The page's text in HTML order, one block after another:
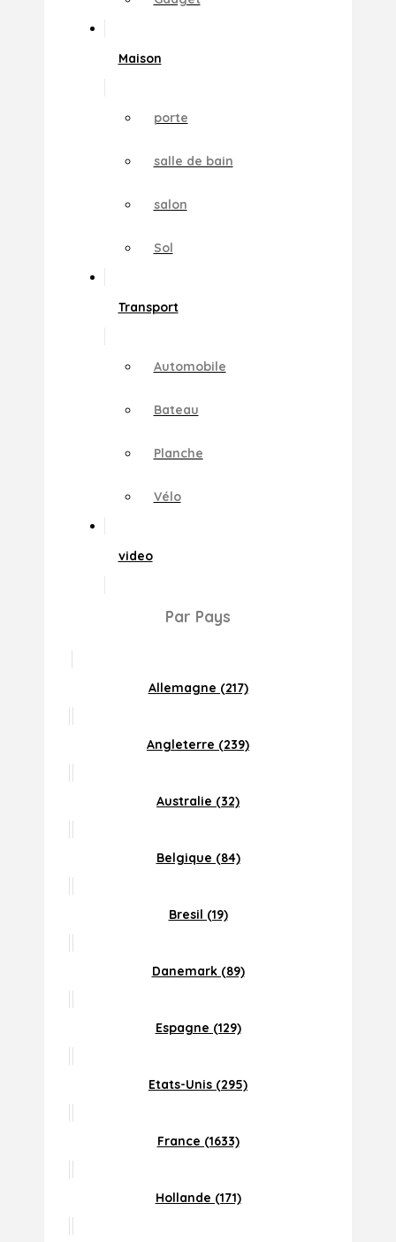
Maison
porte
salle de bain
salon
Sol
Transport
Automobile
Bateau
Planche
Vélo
video
Par Pays
Allemagne (217)
Angleterre (239)
Australie (32)
Belgique (84)
Bresil (19)
Danemark (89)
Espagne (129)
Etats-Unis (295)
France (1633)
Hollande (171)